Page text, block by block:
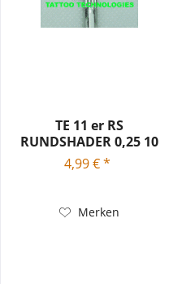
TE 11 er RS
RUNDSHADER 0,25 10
Stck.
4,99 € *
Merken